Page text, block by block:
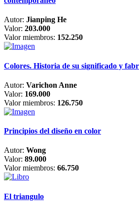
Autor: Jianping He
Valor: 203.000
Valor miembros: 152.250
Colores. Historia de su significado y
Autor: Varichon Anne
Valor: 169.000
Valor miembros: 126.750
Principios del diseño en color
Autor: Wong
Valor: 89.000
Valor miembros: 66.750
El triangulo